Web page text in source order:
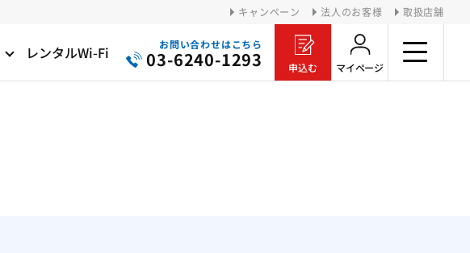
キャンペーン 法人のお客様 取扱店舗
レンタルWi-Fi お問い合わせはこちら
03-6240-1293 申込む マイページ